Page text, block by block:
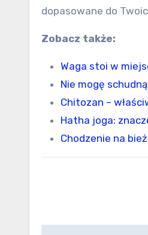
dopasowane do
Zobacz także:
Waga stoi w
Nie mogę
Chitozan –
Hatha joga:
Chodzenie na